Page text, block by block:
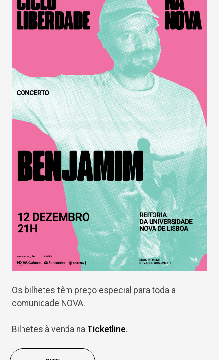
Os bilhetes têm preço especial para toda a
comunidade NOVA.
Bilhetes à venda na Ticketline.